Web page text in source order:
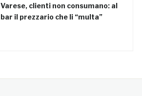
Varese, clienti non consumano: al
bar il prezzario che li “multa”